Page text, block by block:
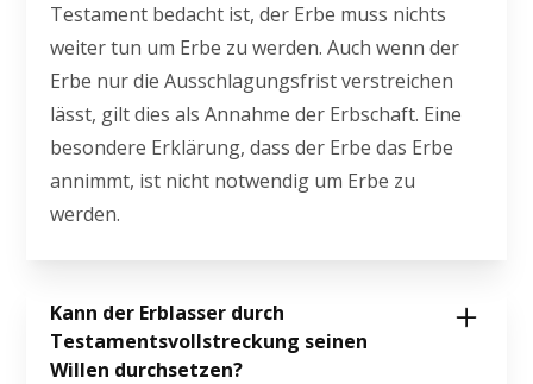
Testament bedacht ist, der Erbe muss nichts
weiter tun um Erbe zu werden. Auch wenn der
Erbe nur die Ausschlagungsfrist verstreichen
lässt, gilt dies als Annahme der Erbschaft. Eine
besondere Erklärung, dass der Erbe das Erbe
annimmt, ist nicht notwendig um Erbe zu
werden.
Kann der Erblasser durch
Testamentsvollstreckung seinen
Willen durchsetzen?